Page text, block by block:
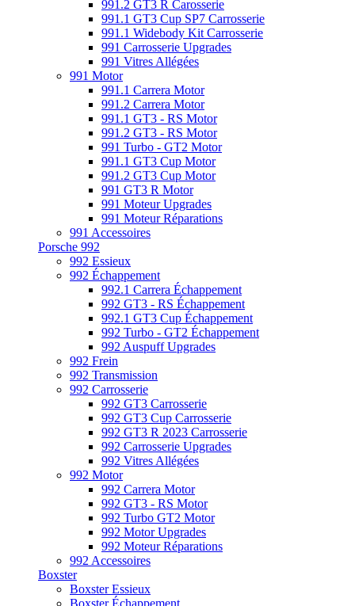
991.2 GT3 R Carosserie
991.1 GT3 Cup SP7 Carrosserie
991.1 Widebody Kit Carrosserie
991 Carrosserie Upgrades
991 Vitres Allégées
991 Motor
991.1 Carrera Motor
991.2 Carrera Motor
991.1 GT3 - RS Motor
991.2 GT3 - RS Motor
991 Turbo - GT2 Motor
991.1 GT3 Cup Motor
991.2 GT3 Cup Motor
991 GT3 R Motor
991 Moteur Upgrades
991 Moteur Réparations
991 Accessoires
Porsche 992
992 Essieux
992 Échappement
992.1 Carrera Échappement
992 GT3 - RS Échappement
992.1 GT3 Cup Échappement
992 Turbo - GT2 Échappement
992 Auspuff Upgrades
992 Frein
992 Transmission
992 Carrosserie
992 GT3 Carrosserie
992 GT3 Cup Carrosserie
992 GT3 R 2023 Carrosserie
992 Carrosserie Upgrades
992 Vitres Allégées
992 Motor
992 Carrera Motor
992 GT3 - RS Motor
992 Turbo GT2 Motor
992 Motor Upgrades
992 Moteur Réparations
992 Accessoires
Boxster
Boxster Essieux
Boxster Échappement